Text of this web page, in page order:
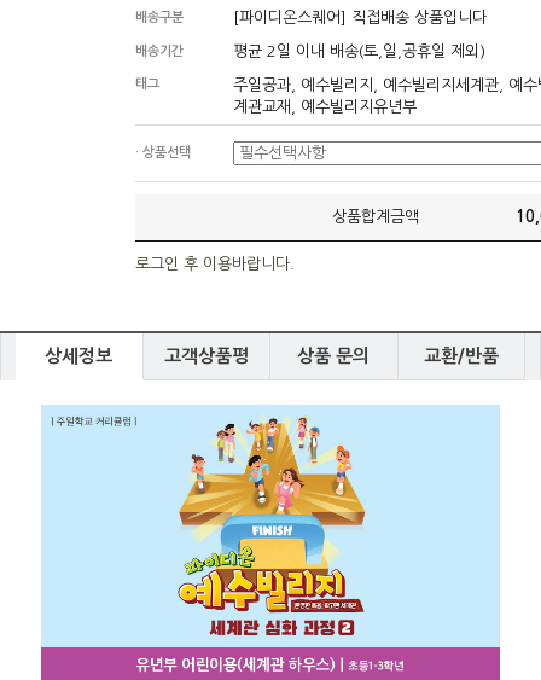
배송구분 [파이디온스퀘어] 직접배송 상품입니다
배송기간 평균 2일 이내 배송(토,일,공휴일 제외)
태그
주일공과, 예수빌리지, 예수빌리지세계관, 예수
계관교재, 예수빌리지유년부
· 상품선택
상품합계금액
로그인 후 이용바랍니다.
상세정보 고객상품평 상품 문의 교환/반품